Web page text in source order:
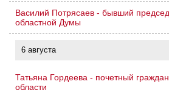
Василий Потрясаев - бывший
областной Думы
6 августа
Татьяна Гордеева - почетный
области